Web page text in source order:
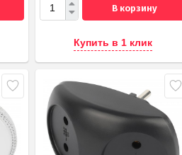
В корзину
Купить в 1 клик